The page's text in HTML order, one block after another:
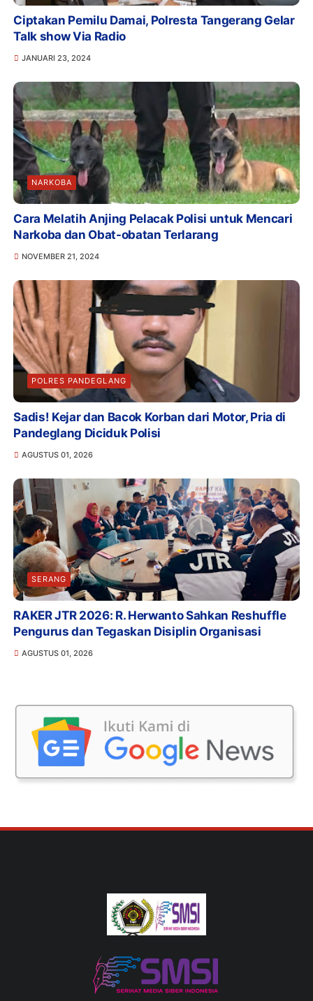
Ciptakan Pemilu Damai, Polresta Tangerang Gelar
Talk show Via Radio
JANUARI 23, 2024
NARKOBA
Cara Melatih Anjing Pelacak Polisi untuk Mencari
Narkoba dan Obat-obatan Terlarang
NOVEMBER 21, 2024
POLRES PANDEGLANG
Sadis! Kejar dan Bacok Korban dari Motor, Pria di
Pandeglang Diciduk Polisi
AGUSTUS 01, 2026
SERANG
RAKER JTR 2026: R. Herwanto Sahkan Reshuffle
Pengurus dan Tegaskan Disiplin Organisasi
AGUSTUS 01, 2026